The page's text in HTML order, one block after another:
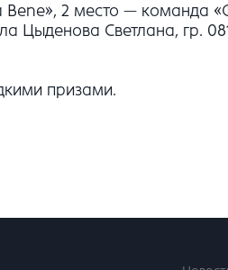
2 место — команда
Цыденова Светлана, гр.
призами.